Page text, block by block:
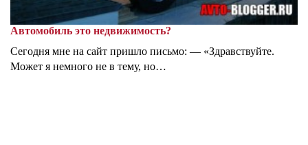
Автомобиль это недвижимость?
Сегодня мне на сайт пришло письмо: — «Здравствуйте.
Может я немного не в тему, но…